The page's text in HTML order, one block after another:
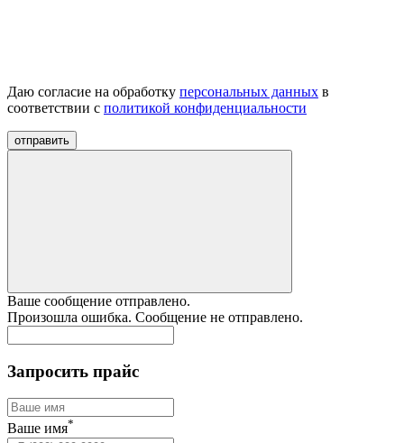
Даю согласие на обработку персональных данных в
соответствии с политикой конфиденциальности
отправить
Ваше сообщение отправлено.
Произошла ошибка. Сообщение не отправлено.
Запросить прайс
Ваше имя*